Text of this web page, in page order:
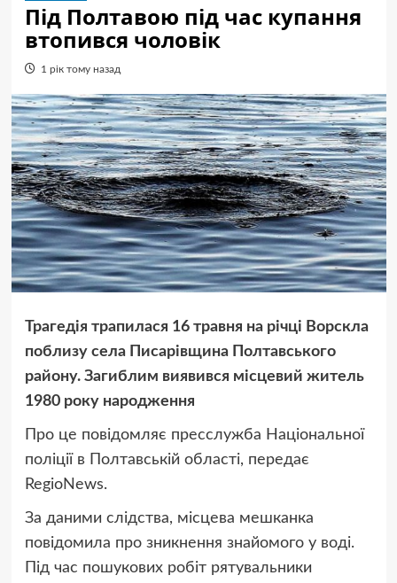
Під Полтавою під час купання
втопився чоловік
1 рік тому назад
Трагедія трапилася 16 травня на річці Ворскла
поблизу села Писарівщина Полтавського
району. Загиблим виявився місцевий житель
1980 року народження
Про це повідомляє пресслужба Національної
поліції в Полтавській області, передає
RegioNews.
За даними слідства, місцева мешканка
повідомила про зникнення знайомого у воді.
Під час пошукових робіт рятувальники